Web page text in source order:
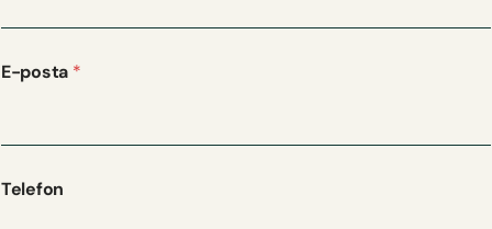
E-posta *
Telefon